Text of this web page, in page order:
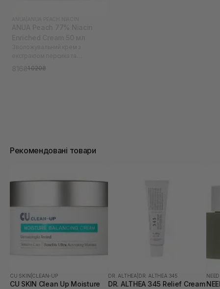
ніацинамідом
1 020₴
Рекомендовані товари
CU SKIN CLEAN-UP
CU SKIN Clean Up Moisture
DR. ALTHEA DR. ALTHEA 345
DR. ALTHEA 345 Relief Cream